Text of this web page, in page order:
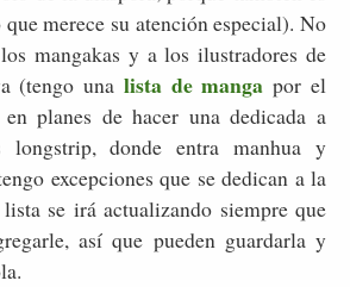
merece su atención especial). No
mangakas y a los ilustradores de
(tengo una lista de manga por el
planes de hacer una dedicada a
longstrip, donde entra manhua y
excepciones que se dedican a la
se irá actualizando siempre que
así que pueden guardarla y